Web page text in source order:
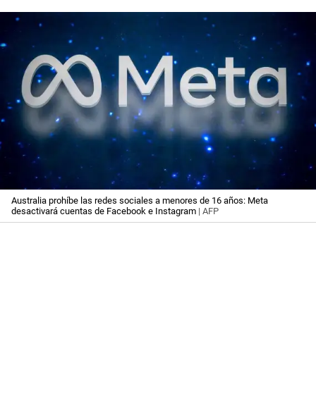
Australia prohíbe las redes sociales a menores de 16 años: Meta
desactivará cuentas de Facebook e Instagram | AFP